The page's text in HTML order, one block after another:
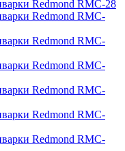
Redmond RMC-28
Redmond RMC-
Redmond RMC-
Redmond RMC-
Redmond RMC-
Redmond RMC-
Redmond RMC-